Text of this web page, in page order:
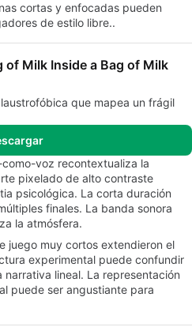
cortas y enfocadas pueden
de estilo libre..
of Milk Inside a Bag of Milk
que mapea un frágil
voz recontextualiza la
pixelado de alto contraste
psicológica. La corta duración
finales. La banda sonora
la atmósfera.
juego muy cortos extendieron el
experimental puede confundir
lineal. La representación
puede ser angustiante para